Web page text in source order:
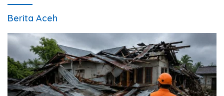
Berita Aceh